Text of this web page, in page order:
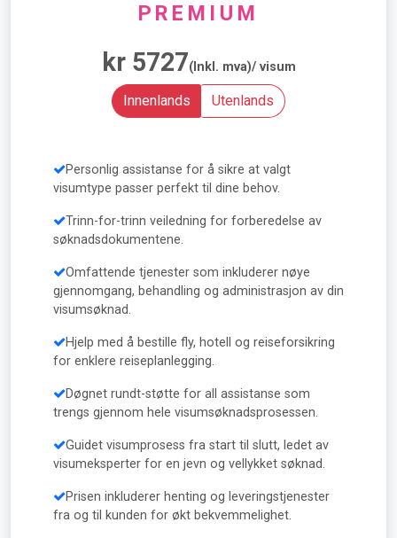
PREMIUM
kr 5727(Inkl. mva)/ visum
Innenlands Utenlands
Personlig assistanse for å sikre at valgt
visumtype passer perfekt til dine behov.
Trinn-for-trinn veiledning for forberedelse av
søknadsdokumentene.
Omfattende tjenester som inkluderer nøye
gjennomgang, behandling og administrasjon av din
visumsøknad.
Hjelp med å bestille fly, hotell og reiseforsikring
for enklere reiseplanlegging.
Døgnet rundt-støtte for all assistanse som
trengs gjennom hele visumsøknadsprosessen.
Guidet visumprosess fra start til slutt, ledet av
visumeksperter for en jevn og vellykket søknad.
Prisen inkluderer henting og leveringstjenester
fra og til kunden for økt bekvemmelighet.